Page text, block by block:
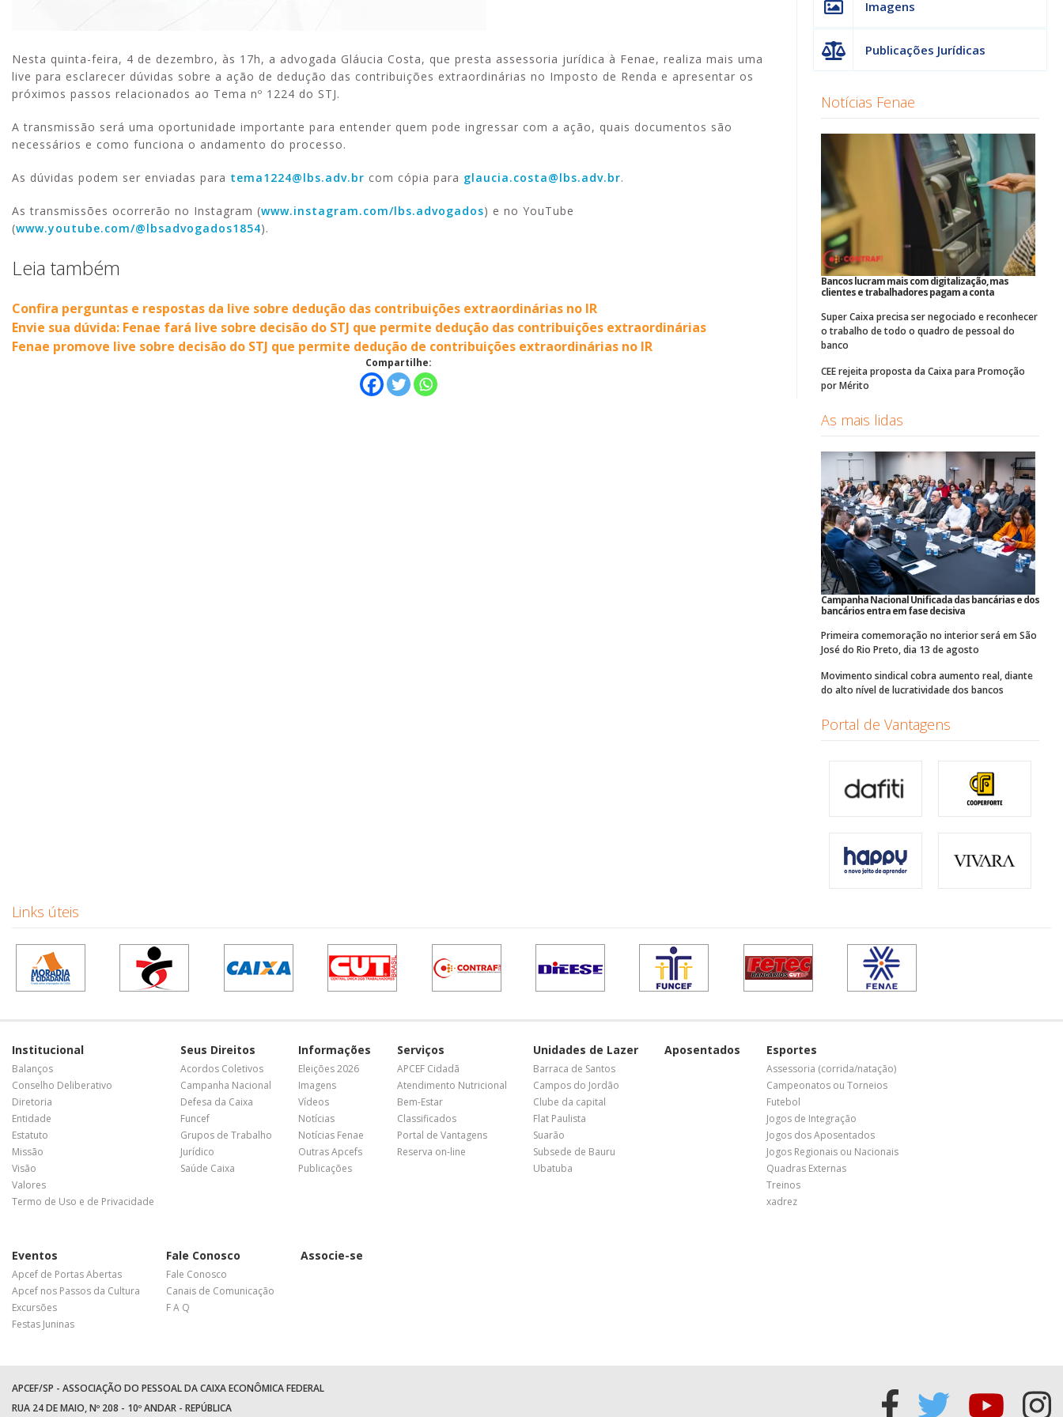
Nesta quinta-feira, 4 de dezembro, às 17h, a advogada Gláucia Costa, que presta assessoria jurídica à Fenae, realiza mais uma
live para esclarecer dúvidas sobre a ação de dedução das contribuições extraordinárias no Imposto de Renda e apresentar os
próximos passos relacionados ao Tema nº 1224 do STJ.
A transmissão será uma oportunidade importante para entender quem pode ingressar com a ação, quais documentos são
necessários e como funciona o andamento do processo.
As dúvidas podem ser enviadas para tema1224@lbs.adv.br com cópia para glaucia.costa@lbs.adv.br.
As transmissões ocorrerão no Instagram (www.instagram.com/lbs.advogados) e no YouTube
(www.youtube.com/@lbsadvogados1854).
Leia também
Confira perguntas e respostas da live sobre dedução das contribuições extraordinárias no IR
Envie sua dúvida: Fenae fará live sobre decisão do STJ que permite dedução das contribuições extraordinárias
Fenae promove live sobre decisão do STJ que permite dedução de contribuições extraordinárias no IR
Compartilhe:
Imagens
Publicações Jurídicas
Notícias Fenae
Bancos lucram mais com digitalização, mas
clientes e trabalhadores pagam a conta
Super Caixa precisa ser negociado e reconhecer
o trabalho de todo o quadro de pessoal do
banco
CEE rejeita proposta da Caixa para Promoção
por Mérito
As mais lidas
Campanha Nacional Unificada das bancárias e dos
bancários entra em fase decisiva
Primeira comemoração no interior será em São
José do Rio Preto, dia 13 de agosto
Movimento sindical cobra aumento real, diante
do alto nível de lucratividade dos bancos
Portal de Vantagens
Links úteis
Institucional
Balanços
Conselho Deliberativo
Diretoria
Entidade
Estatuto
Missão
Visão
Valores
Termo de Uso e de Privacidade
Seus Direitos
Acordos Coletivos
Campanha Nacional
Defesa da Caixa
Funcef
Grupos de Trabalho
Jurídico
Saúde Caixa
Informações
Eleições 2026
Imagens
Vídeos
Notícias
Notícias Fenae
Outras Apcefs
Publicações
Serviços
APCEF Cidadã
Atendimento Nutricional
Bem-Estar
Classificados
Portal de Vantagens
Reserva on-line
Unidades de Lazer
Barraca de Santos
Campos do Jordão
Clube da capital
Flat Paulista
Suarão
Subsede de Bauru
Ubatuba
Aposentados Esportes
Assessoria (corrida/natação)
Campeonatos ou Torneios
Futebol
Jogos de Integração
Jogos dos Aposentados
Jogos Regionais ou Nacionais
Quadras Externas
Treinos
xadrez
Eventos
Apcef de Portas Abertas
Apcef nos Passos da Cultura
Excursões
Festas Juninas
Fale Conosco
Fale Conosco
Canais de Comunicação
F A Q
Associe-se
APCEF/SP - ASSOCIAÇÃO DO PESSOAL DA CAIXA ECONÔMICA FEDERAL
RUA 24 DE MAIO, Nº 208 - 10º ANDAR - REPÚBLICA
Acessar
Acessar